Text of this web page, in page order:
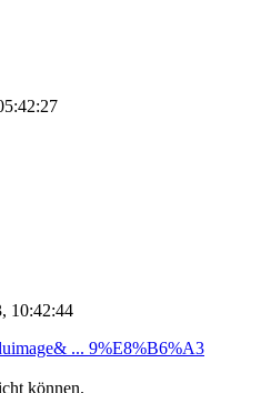
10:42:44
... 9%E8%B6%A3
können.